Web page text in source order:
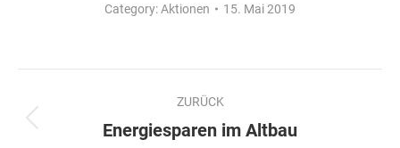
Category:Aktionen 15. Mai 2019
Kommentarnavigation
ZURÜCK
Vorheriger
Energiesparen im Altbau